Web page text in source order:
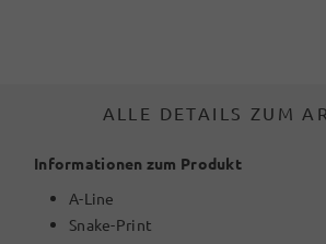
ALLE DETAILS ZUM
Informationen zum Produkt
A-Line
Snake-Print